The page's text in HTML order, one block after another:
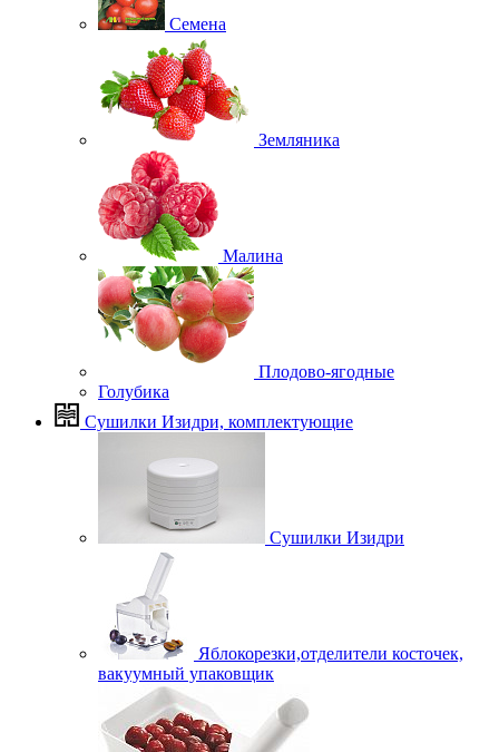
Семена
Земляника
Малина
Плодово-ягодные
Голубика
Сушилки Изидри, комплектующие
Сушилки Изидри
Яблокорезки,отделители косточек,
вакуумный упаковщик